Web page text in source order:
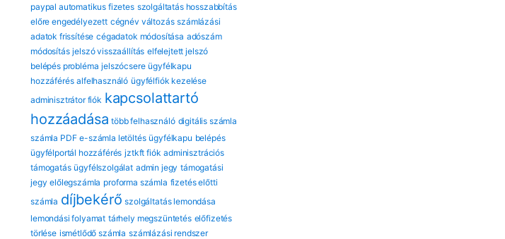
paypal automatikus fizetes szolgáltatás hosszabbítás
előre engedélyezett cégnév változás számlázási
adatok frissítése cégadatok módosítása adószám
módosítás jelszó visszaállítás elfelejtett jelszó
belépés probléma jelszócsere ügyfélkapu
hozzáférés alfelhasználó ügyfélfiók kezelése
adminisztrátor fiók kapcsolattartó
hozzáadása több felhasználó digitális számla
számla PDF e-számla letöltés ügyfélkapu belépés
ügyfélportál hozzáférés jztkft fiók adminisztrációs
támogatás ügyfélszolgálat admin jegy támogatási
jegy előlegszámla proforma számla fizetés előtti
számla díjbekérő szolgáltatás lemondása
lemondási folyamat tárhely megszüntetés előfizetés
törlése ismétlődő számla számlázási rendszer